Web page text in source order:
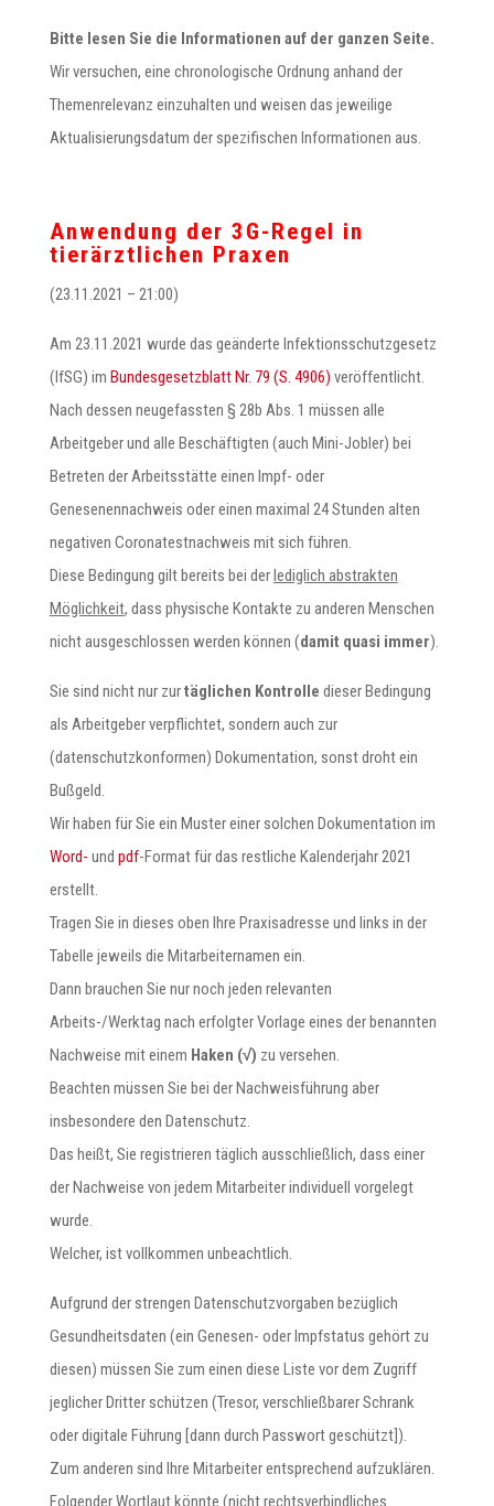
Bitte lesen Sie die Informationen auf der ganzen Seite.
Wir versuchen, eine chronologische Ordnung anhand der
Themenrelevanz einzuhalten und weisen das jeweilige
Aktualisierungsdatum der spezifischen Informationen aus.
Anwendung der 3G-Regel in
tierärztlichen Praxen
(23.11.2021 – 21:00)
Am 23.11.2021 wurde das geänderte Infektionsschutzgesetz
(IfSG) im Bundesgesetzblatt Nr. 79 (S. 4906) veröffentlicht.
Nach dessen neugefassten § 28b Abs. 1 müssen alle
Arbeitgeber und alle Beschäftigten (auch Mini-Jobler) bei
Betreten der Arbeitsstätte einen Impf- oder
Genesenennachweis oder einen maximal 24 Stunden alten
negativen Coronatestnachweis mit sich führen.
Diese Bedingung gilt bereits bei derlediglich abstrakten
Möglichkeit, dass physische Kontakte zu anderen Menschen
nicht ausgeschlossen werden können (damit quasi immer).
Sie sind nicht nur zurtäglichen Kontrolle dieser Bedingung
als Arbeitgeber verpflichtet, sondern auch zur
(datenschutzkonformen) Dokumentation, sonst droht ein
Bußgeld.
Wir haben für Sie ein Muster einer solchen Dokumentation im
Word- und pdf-Format für das restliche Kalenderjahr 2021
erstellt.
Tragen Sie in dieses oben Ihre Praxisadresse und links in der
Tabelle jeweils die Mitarbeiternamen ein.
Dann brauchen Sie nur noch jeden relevanten
Arbeits-/Werktag nach erfolgter Vorlage eines der benannten
Nachweise mit einem Haken (√) zu versehen.
Beachten müssen Sie bei der Nachweisführung aber
insbesondere den Datenschutz.
Das heißt, Sie registrieren täglich ausschließlich, dass einer
der Nachweise von jedem Mitarbeiter individuell vorgelegt
wurde.
Welcher, ist vollkommen unbeachtlich.
Aufgrund der strengen Datenschutzvorgaben bezüglich
Gesundheitsdaten (ein Genesen- oder Impfstatus gehört zu
diesen) müssen Sie zum einen diese Liste vor dem Zugriff
jeglicher Dritter schützen (Tresor, verschließbarer Schrank
oder digitale Führung [dann durch Passwort geschützt]).
Zum anderen sind Ihre Mitarbeiter entsprechend aufzuklären.
Folgender Wortlaut könnte (nicht rechtsverbindliches